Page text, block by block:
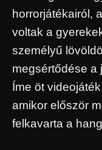
horrorjátékairól,
voltak a
személyű
megsértődése a
Íme öt
amikor először
felkavarta a